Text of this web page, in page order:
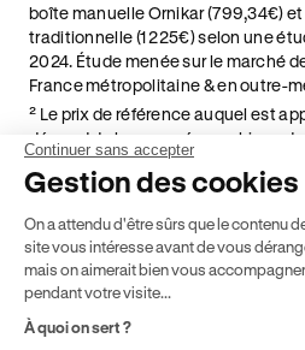
boîte manuelle Ornikar (799,34€)
traditionnelle (1 225€) selon une
2024. Étude menée sur le marché
France métropolitaine & en outre-
² Le prix de référence auquel est
dépend de la zone géographique
effectuer vos heures de conduite
de nos Conditions Générales de
⁵ Montant du financement CPF
par chaque bénéficiaire. Exemple
disposant de 500 € de droits CPF.
solde disponible sur le Compte
Continuer sans accepter
Gestion des cookies
On a attendu d'être sûrs que le contenu
site vous intéresse avant de vous
mais on aimerait bien vous accompagner
pendant votre visite...
À quoi on sert ?